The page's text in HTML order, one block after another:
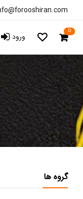
ورود 0
گروه ها